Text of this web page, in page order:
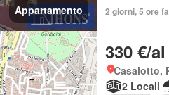
Appartamento 2 giorni, 5 ore
330 €/
Casalotto,
2 Locali